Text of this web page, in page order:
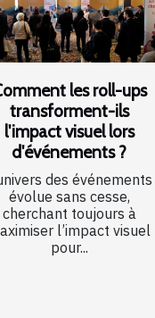
les roll-ups
transforment-ils
l'impact visuel lors
d'événements ?
des événements
évolue sans cesse,
cherchant toujours à
l’impact visuel
pour...